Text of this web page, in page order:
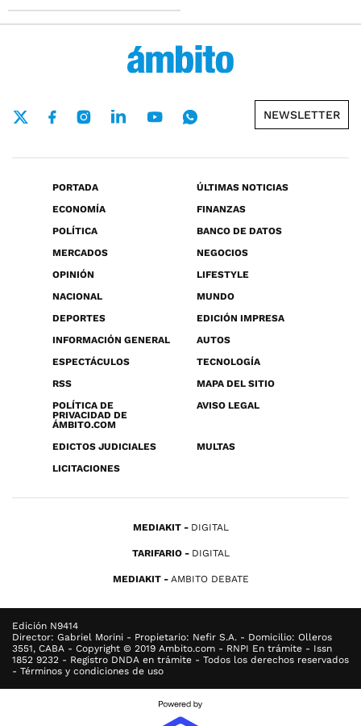
NEWSLETTER
PORTADA
ÚLTIMAS NOTICIAS
ECONOMÍA
FINANZAS
POLÍTICA
BANCO DE DATOS
MERCADOS
NEGOCIOS
OPINIÓN
LIFESTYLE
NACIONAL
MUNDO
DEPORTES
EDICIÓN IMPRESA
INFORMACIÓN GENERAL
AUTOS
ESPECTÁCULOS
TECNOLOGÍA
RSS
MAPA DEL SITIO
POLÍTICA DE
PRIVACIDAD DE
ÁMBITO.COM
AVISO LEGAL
EDICTOS JUDICIALES
MULTAS
LICITACIONES
MEDIAKIT DIGITAL
TARIFARIO DIGITAL
MEDIAKIT AMBITO DEBATE
Edición N9414
Director: Gabriel Morini - Propietario: Nefir S.A. - Domicilio: Olleros
3551, CABA - Copyright © 2019 Ambito.com - RNPI En trámite - Issn
1852 9232 - Registro DNDA en trámite - Todos los derechos reservados
- Términos y condiciones de uso